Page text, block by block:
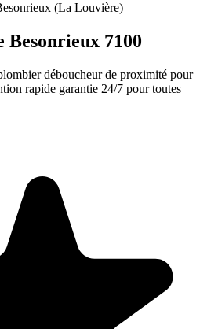
(La Louvière)
Besonrieux 7100
déboucheur de proximité pour
rapide garantie 24/7 pour toutes